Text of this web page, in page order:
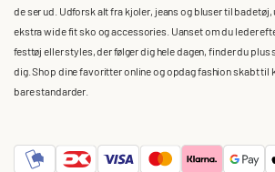
de ser ud. Udforsk alt fra kjoler, jeans og bluser til
ekstra wide fit sko og accessories. Uanset om du leder
festtøj eller styles, der følger dig hele dagen, finder du plus
dig. Shop dine favoritter online og opdag fashion skabt til
bare standarder.